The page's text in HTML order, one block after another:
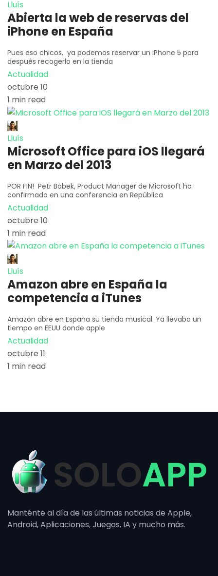
Lluís
Abierta la web de reservas del
iPhone en España
Pues eso chicos, ya podemos reservar un iPhone 5 para
después recogerlo en la tienda
Actualidad
octubre 10
1 min read
Lluís
Microsoft Office para iOS llegará
en Marzo del 2013
POR FIN! Petr Bobek, Product Manager de Microsoft ha
confirmado en una conferencia en República
Actualidad
octubre 10
1 min read
Lluís
Amazon abre en España la
competencia a iTunes
Amazon abre en España su tienda musical. Ya llevaba un
tiempo en EEUU donde apple
Actualidad
octubre 11
1 min read
Manténte al día de las últimas noticias de Apple,
Android, Aplicaciones, Juegos, IA y mucho más.